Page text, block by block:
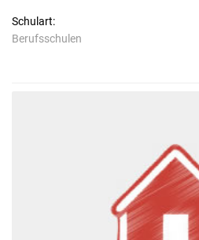
Schulart:
Berufsschulen